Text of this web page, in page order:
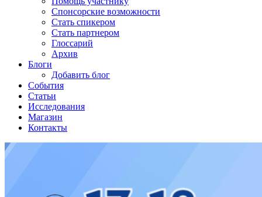
Спонсорские возможности
Стать спикером
Стать партнером
Глоссарий
Архив
Блоги
Добавить блог
События
Статьи
Исследования
Магазин
Контакты